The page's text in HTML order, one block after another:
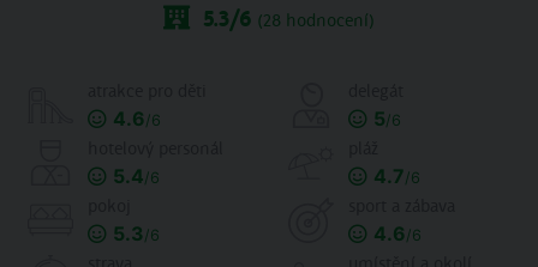
5.3/6 (28 hodnocení)
4.6/6 5/6
5.4/6 4.7/6
5.3/6 4.6/6